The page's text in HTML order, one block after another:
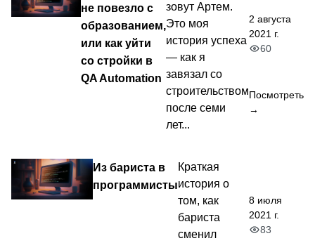
не повезло с
образованием,
или как уйти
со стройки в
QA Automation
зовут Артем.
Это моя
история успеха
— как я
завязал со
строительством
после семи
лет...
2 августа
2021 г.
60
Посмотреть
→
Из бариста в
программисты
Краткая
история о
том, как
бариста
сменил
8 июля
2021 г.
83